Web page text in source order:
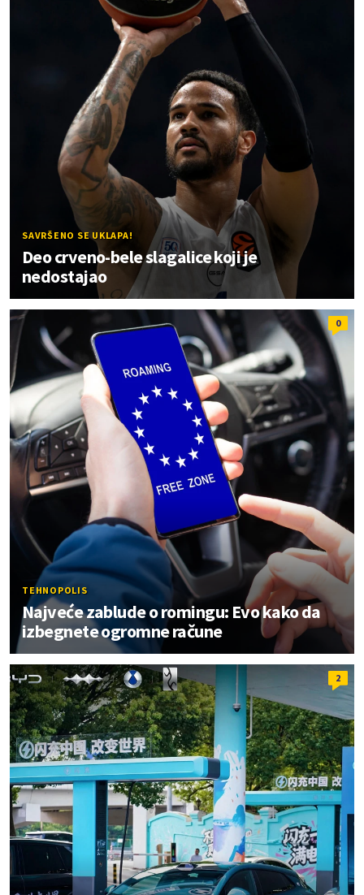
SAVRŠENO SE UKLAPA!
Deo crveno-bele slagalice koji je
nedostajao
0
TEHNOPOLIS
Najveće zablude o romingu: Evo kako da
izbegnete ogromne račune
2